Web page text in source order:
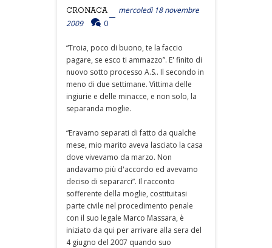
CRONACA
mercoledì 18 novembre
2009
0
“Troia, poco di buono, te la faccio
pagare, se esco ti ammazzo”. E' finito di
nuovo sotto processo A.S.. Il secondo in
meno di due settimane. Vittima delle
ingiurie e delle minacce, e non solo, la
separanda moglie.
“Eravamo separati di fatto da qualche
mese, mio marito aveva lasciato la casa
dove vivevamo da marzo. Non
andavamo più d'accordo ed avevamo
deciso di separarci”. Il racconto
sofferente della moglie, costituitasi
parte civile nel procedimento penale
con il suo legale Marco Massara, è
iniziato da qui per arrivare alla sera del
4 giugno del 2007 quando suo